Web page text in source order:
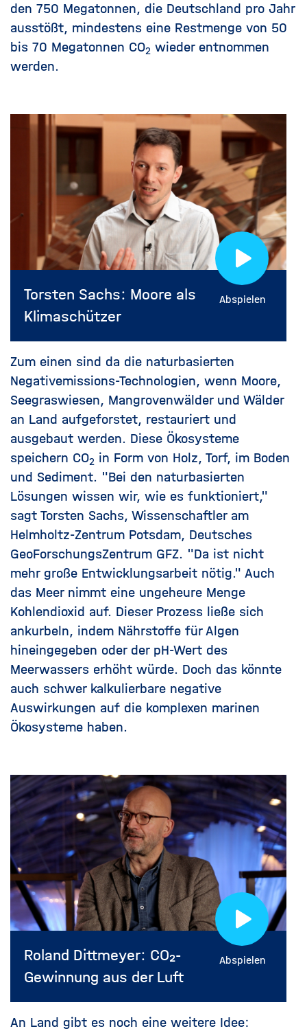
den 750 Megatonnen, die Deutschland pro Jahr
ausstößt, mindestens eine Restmenge von 50
bis 70 Megatonnen CO2 wieder entnommen
werden.
Torsten Sachs: Moore als
Klimaschützer
Abspielen
Zum einen sind da die naturbasierten
Negativemissions-Technologien, wenn Moore,
Seegraswiesen, Mangrovenwälder und Wälder
an Land aufgeforstet, restauriert und
ausgebaut werden. Diese Ökosysteme
speichern CO2 in Form von Holz, Torf, im Boden
und Sediment. "Bei den naturbasierten
Lösungen wissen wir, wie es funktioniert,"
sagt Torsten Sachs, Wissenschaftler am
Helmholtz-Zentrum Potsdam, Deutsches
GeoForschungsZentrum GFZ. "Da ist nicht
mehr große Entwicklungsarbeit nötig." Auch
das Meer nimmt eine ungeheure Menge
Kohlendioxid auf. Dieser Prozess ließe sich
ankurbeln, indem Nährstoffe für Algen
hineingegeben oder der pH-Wert des
Meerwassers erhöht würde. Doch das könnte
auch schwer kalkulierbare negative
Auswirkungen auf die komplexen marinen
Ökosysteme haben.
Roland Dittmeyer: CO₂-
Gewinnung aus der Luft
Abspielen
An Land gibt es noch eine weitere Idee: